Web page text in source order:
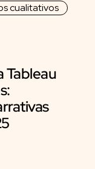
cualitativos
Tableau